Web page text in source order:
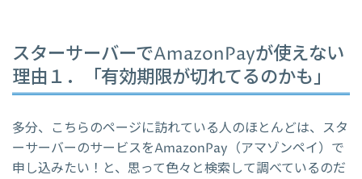
スターサーバーでAmazonPayが使えない
理由１．「有効期限が切れてるのかも」
多分、こちらのページに訪れている人のほとんどは、スタ
ーサーバーのサービスをAmazonPay（アマゾンペイ）で
申し込みたい！と、思って色々と検索して調べているのだ